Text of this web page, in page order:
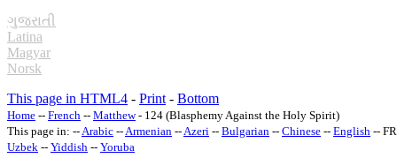
ગુજરાતી
Latina
Magyar
Norsk
This page in HTML4 - Print - Bottom
Home -- French -- Matthew- 124 (Blasphemy Against the Holy Spirit)
This page in: -- Arabic -- Armenian -- Azeri -- Bulgarian -- Chinese -- English --
Uzbek -- Yiddish -- Yoruba